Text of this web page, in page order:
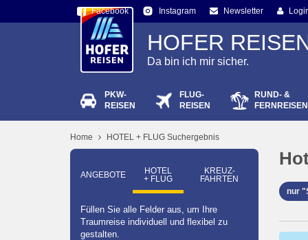
Facebook Instagram Newsletter
HOFER
Da bin ich mir sicher.
PKW-
REISEN
FLUG-
REISEN
RUND- &
FERNREISEN
Home HOTEL + FLUG Suchergebnis
ANGEBOTE
HOTEL
+ FLUG
KREUZ­
FAHRTEN
Füllen Sie alle Felder aus, um Ihre
Traumreise individuell und flexibel zu
gestalten.
nur